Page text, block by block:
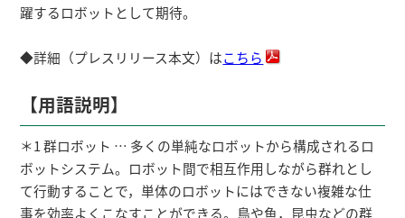
躍するロボットとして期待。
◆詳細（プレスリリース本文）はこちら
【用語説明】
＊1 群ロボット … 多くの単純なロボットから構成されるロ
ボットシステム。ロボット間で相互作用しながら群れとし
て行動することで，単体のロボットにはできない複雑な仕
事を効率よくこなすことができる。鳥や魚，昆虫などの群